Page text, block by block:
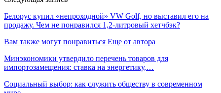
Белорус купил «непроходной» VW Golf, но выставил его на
продажу. Чем не понравился 1,2-литровый хетчбэк?
Вам также могут понравиться Еще от автора
Минэкономики утвердило перечень товаров для
импортозамещения: ставка на энергетику,…
Социальный выбор: как служить обществу в современном